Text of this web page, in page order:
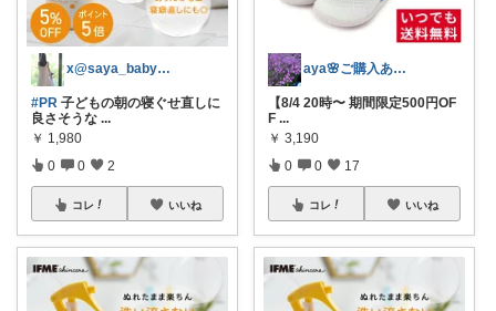
x@saya_baby0827
#PR 子どもの朝の寝ぐせ直しに
良さそうな ...
￥ 1,980
0 0 2
コレ いいね
aya🌸ご購入ありがとうございます✨
【8/4 20時〜 期間限定500円OF
F ...
￥ 3,190
0 0 17
コレ いいね